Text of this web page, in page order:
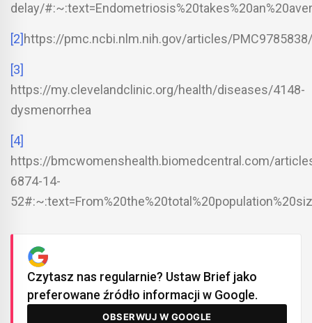
delay/
[2] https://pmc.ncbi.nlm.nih.gov/articles/
[3]
https://my.clevelandclinic.org/health/diseases/4148-
dysmenorrhea
[4]
https://bmcwomenshealth.biomedcentral.com/
6874-14-
Czytasz nas regularnie? Ustaw Brief jako
preferowane źródło informacji w Google.
OBSERWUJ W GOOGLE